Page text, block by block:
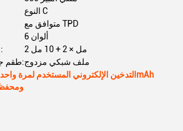
النوع C
متوافق مع TPD
6 ألوان
إعادة ملء سعة الحاوية:
2 مل × 2 + 10 مل
طقم جراب قابل لإعادة الملء:ملف شبكي مزدوج